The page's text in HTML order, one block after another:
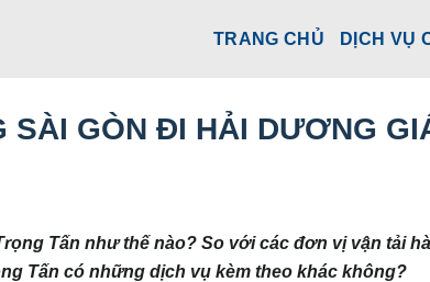
TRANG CHỦ DỊCH VỤ
SÀI GÒN ĐI HẢI DƯƠNG
Tấn như thế nào? So với các đơn vị vận tải
Tấn có những dịch vụ kèm theo khác không?